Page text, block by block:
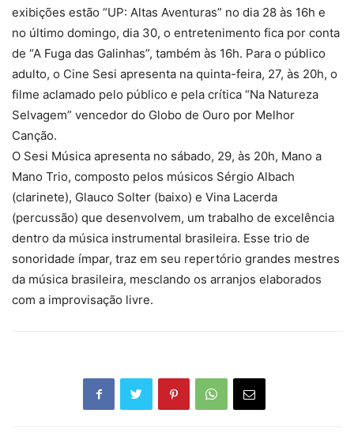
exibições estão “UP: Altas Aventuras” no dia 28 às 16h e
no último domingo, dia 30, o entretenimento fica por conta
de “A Fuga das Galinhas”, também às 16h. Para o público
adulto, o Cine Sesi apresenta na quinta-feira, 27, às 20h, o
filme aclamado pelo público e pela crítica “Na Natureza
Selvagem” vencedor do Globo de Ouro por Melhor
Canção.
O Sesi Música apresenta no sábado, 29, às 20h, Mano a
Mano Trio, composto pelos músicos Sérgio Albach
(clarinete), Glauco Solter (baixo) e Vina Lacerda
(percussão) que desenvolvem, um trabalho de excelência
dentro da música instrumental brasileira. Esse trio de
sonoridade ímpar, traz em seu repertório grandes mestres
da música brasileira, mesclando os arranjos elaborados
com a improvisação livre.